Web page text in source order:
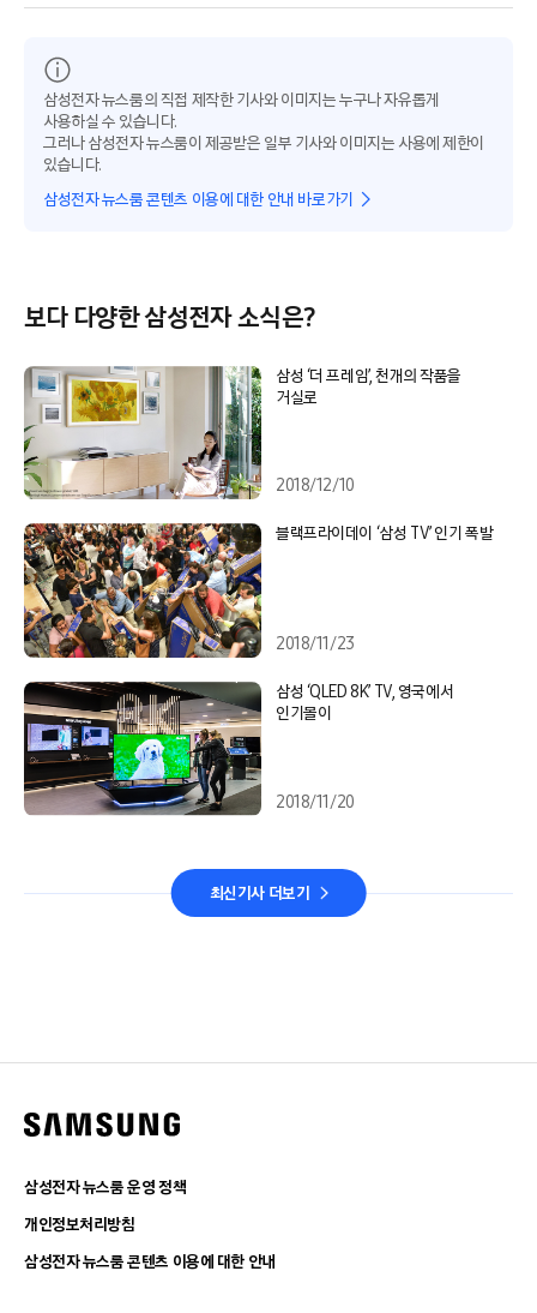
삼성전자 뉴스룸의 직접 제작한 기사와 이미지는 누구나 자유롭게
사용하실 수 있습니다.
그러나 삼성전자 뉴스룸이 제공받은 일부 기사와 이미지는 사용에 제한이
있습니다.
삼성전자 뉴스룸 콘텐츠 이용에 대한 안내 바로가기
보다 다양한 삼성전자 소식은?
삼성 ‘더 프레임’, 천개의 작품을
거실로
2018/12/10
블랙프라이데이 ‘삼성 TV’ 인기 폭발
2018/11/23
삼성 ‘QLED 8K’ TV, 영국에서
인기몰이
2018/11/20
최신기사 더보기
삼성전자 뉴스룸 운영 정책
개인정보처리방침
삼성전자 뉴스룸 콘텐츠 이용에 대한 안내